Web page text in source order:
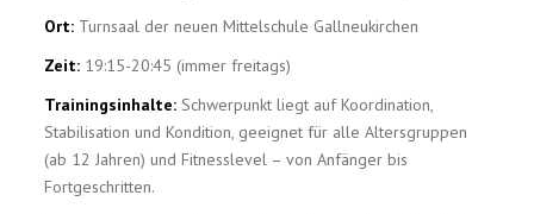
Ort: Turnsaal der neuen Mittelschule Gallneukirchen
Zeit: 19:15-20:45 (immer freitags)
Trainingsinhalte:Schwerpunkt liegt auf Koordination,
Stabilisation und Kondition, geeignet für alle Altersgruppen
(ab 12 Jahren) und Fitnesslevel – von Anfänger bis
Fortgeschritten.